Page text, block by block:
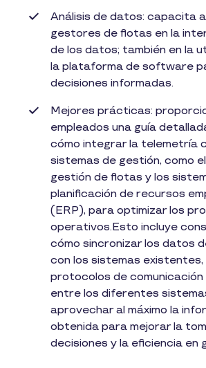
Análisis de datos: capacita
gestores de flotas en la
de los datos; también en la
la plataforma de software
decisiones informadas.
Mejores prácticas:
empleados una guía
cómo integrar la telemetría
sistemas de gestión, como
gestión de flotas y los
planificación de recursos
(ERP), para optimizar los
operativos.Esto incluye
cómo sincronizar los datos
con los sistemas
protocolos de
entre los diferentes
aprovechar al máximo la
obtenida para mejorar la
decisiones y la eficiencia en